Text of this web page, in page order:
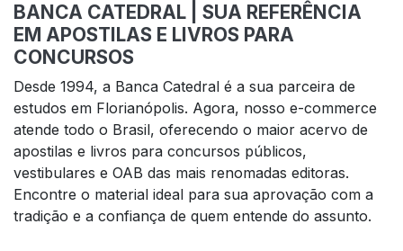
BANCA CATEDRAL | SUA REFERÊNCIA
EM APOSTILAS E LIVROS PARA
CONCURSOS
Desde 1994, a Banca Catedral é a sua parceira de
estudos em Florianópolis. Agora, nosso e-commerce
atende todo o Brasil, oferecendo o maior acervo de
apostilas e livros para concursos públicos,
vestibulares e OAB das mais renomadas editoras.
Encontre o material ideal para sua aprovação com a
tradição e a confiança de quem entende do assunto.